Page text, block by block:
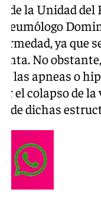
de la Unidad
ya que
No
las apneas o
el colapso de
de dichas